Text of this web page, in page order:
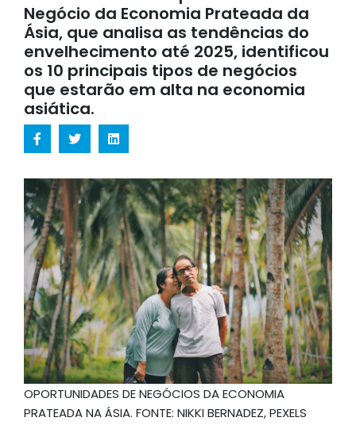
Negócio da Economia Prateada da
Ásia, que analisa as tendências do
envelhecimento até 2025, identificou
os 10 principais tipos de negócios
que estarão em alta na economia
asiática.
OPORTUNIDADES DE NEGÓCIOS DA ECONOMIA
PRATEADA NA ÁSIA. FONTE: NIKKI BERNADEZ, PEXELS